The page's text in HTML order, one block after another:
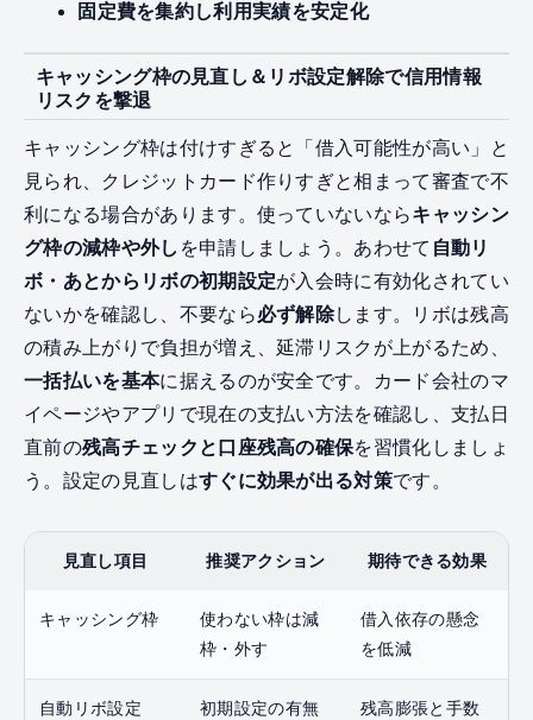
固定費を集約し利用実績を安定化
キャッシング枠の見直し＆リボ設定解除で信用情報
リスクを撃退
キャッシング枠は付けすぎると「借入可能性が高い」と
見られ、クレジットカード作りすぎと相まって審査で不
利になる場合があります。使っていないならキャッシン
グ枠の減枠や外し を申請しましょう。あわせて 自動リ
ボ・あとからリボの初期設定が入会時に有効化されてい
ないかを確認し、不要なら必ず解除します。リボは残高
の積み上がりで負担が増え、延滞リスクが上がるため、
一括払いを基本に据えるのが安全です。カード会社のマ
イページやアプリで現在の支払い方法を確認し、支払日
直前の残高チェックと口座残高の確保を習慣化しましょ
う。設定の見直しはすぐに効果が出る対策です。
見直し項目 推奨アクション 期待できる効果
キャッシング枠
使わない枠は減
枠・外す
借入依存の懸念
を低減
自動リボ設定
初期設定の有無
残高膨張と手数